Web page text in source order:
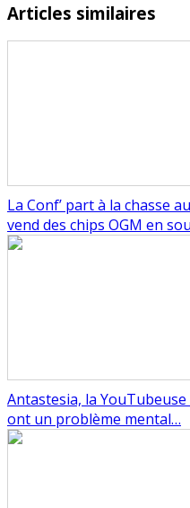
Articles similaires
La Conf’ part à la chasse
vend des chips OGM en
Antastesia, la
ont un problème mental…